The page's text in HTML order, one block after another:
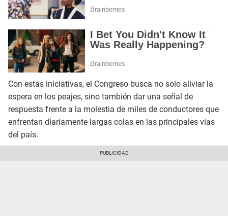
Con estas iniciativas, el Congreso busca no solo aliviar la
espera en los peajes, sino también dar una señal de
respuesta frente a la molestia de miles de conductores que
enfrentan diariamente largas colas en las principales vías
del país.